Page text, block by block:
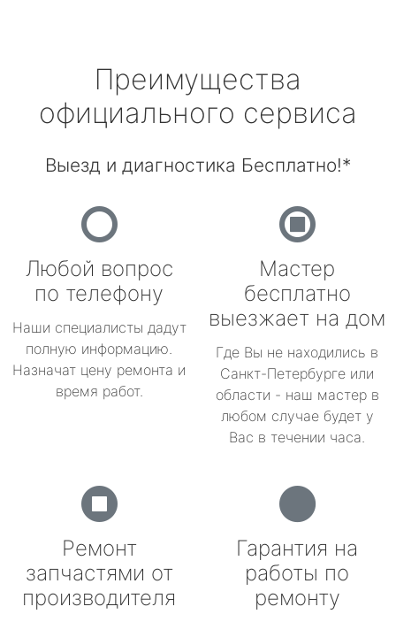
Преимущества
официального сервиса
Выезд и диагностика Бесплатно!*
Любой вопрос
по телефону
Наши специалисты дадут
полную информацию.
Назначат цену ремонта и
время работ.
Мастер
бесплатно
выезжает на дом
Где Вы не находились в
Санкт-Петербурге или
области - наш мастер в
любом случае будет у
Вас в течении часа.
Ремонт
запчастями от
производителя
Гарантия на
работы по
ремонту